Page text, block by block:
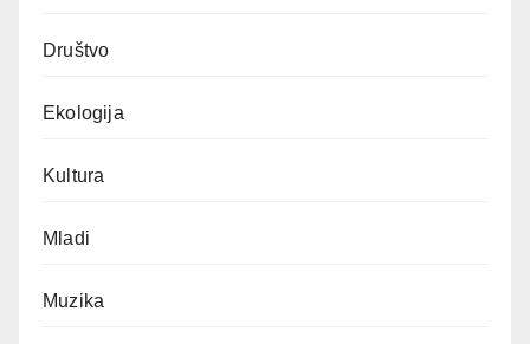
Društvo
Ekologija
Kultura
Mladi
Muzika